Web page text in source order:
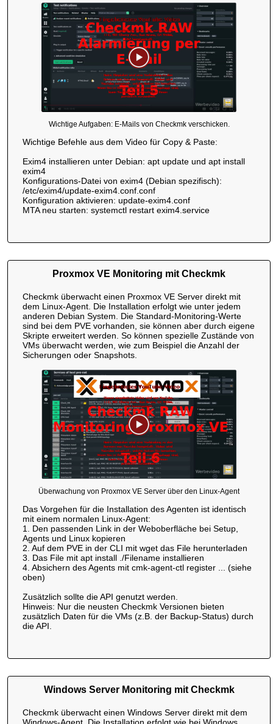
Wichtige Aufgaben: E-Mails von Checkmk verschicken.
Wichtige Befehle aus dem Video für Copy & Paste:
Exim4 installieren unter Debian: apt update und apt install
exim4
Konfigurations-Datei von exim4 (Debian spezifisch):
/etc/exim4/update-exim4.conf.conf
Konfiguration aktivieren: update-exim4.conf
MTA neu starten: systemctl restart exim4.service
Proxmox VE Monitoring mit Checkmk
Checkmk überwacht einen Proxmox VE Server direkt mit
dem Linux-Agent. Die Installation erfolgt wie unter jedem
anderen Debian System. Die Standard-Monitoring-Werte
sind bei dem PVE vorhanden, sie können aber durch eigene
Skripte erweitert werden. So können spezielle Zustände von
VMs überwacht werden, wie zum Beispiel die Anzahl der
Sicherungen oder Snapshots.
Überwachung von Proxmox VE Server über den Linux-Agent
Das Vorgehen für die Installation des Agenten ist identisch
mit einem normalen Linux-Agent:
1. Den passenden Link in der Weboberfläche bei Setup,
Agents und Linux kopieren
2. Auf dem PVE in der CLI mit wget das File herunterladen
3. Das File mit apt install ./Filename installieren
4. Absichern des Agents mit cmk-agent-ctl register ... (siehe
oben)
Zusätzlich sollte die API genutzt werden.
Hinweis: Nur die neusten Checkmk Versionen bieten
zusätzlich Daten für die VMs (z.B. der Backup-Status) durch
die API.
Windows Server Monitoring mit Checkmk
Checkmk überwacht einen Windows Server direkt mit dem